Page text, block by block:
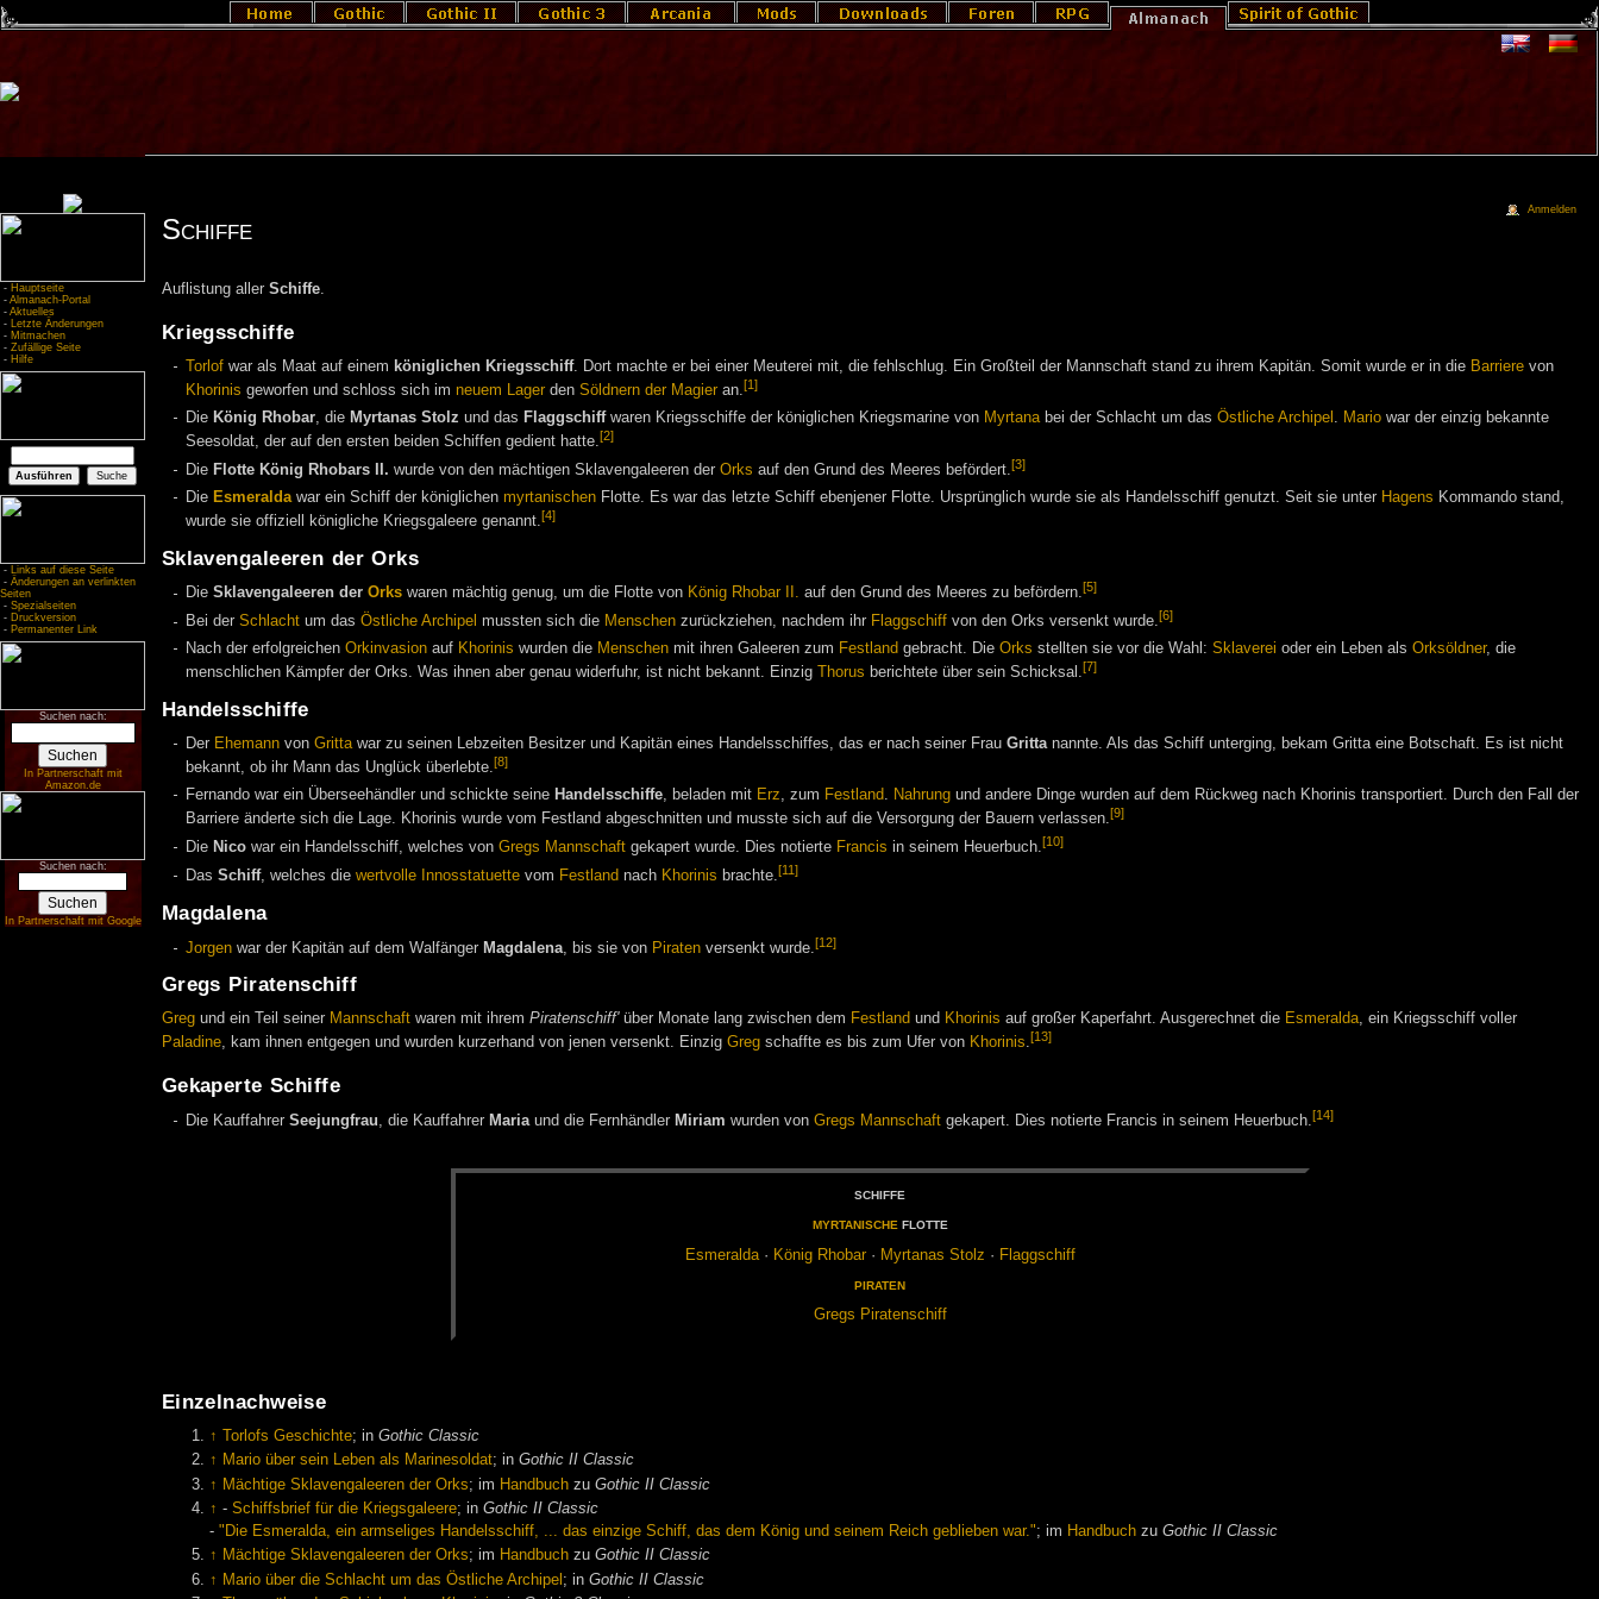
- Hauptseite
- Almanach-Portal
- Aktuelles
- Letzte Änderungen
- Mitmachen
- Zufällige Seite
- Hilfe
- Links auf diese Seite
- Änderungen an verlinkten
Seiten
- Spezialseiten
- Druckversion
- Permanenter Link
Suchen nach:
In Partnerschaft mit
Amazon.de
Suchen nach:
In Partnerschaft mit Google
Schiffe
Auflistung aller Schiffe.
Kriegsschiffe
Torlof war als Maat auf einem königlichen Kriegsschiff. Dort machte er bei einer Meuterei mit, die fehlschlug. Ein Großteil der Mannschaft stand zu ihrem Kapitän. Somit wurde er in die Barriere von
Khorinis geworfen und schloss sich im neuem Lager den Söldnern der Magier an.[1]
Die König Rhobar, die Myrtanas Stolz und das Flaggschiffwaren Kriegsschiffe der königlichen Kriegsmarine von Myrtanabei der Schlacht um das Östliche Archipel . Mario war der einzig bekannte
Seesoldat, der auf den ersten beiden Schiffen gedient hatte.[2]
Die Flotte König Rhobars II. wurde von den mächtigen Sklavengaleeren der Orks auf den Grund des Meeres befördert.[3]
Die Esmeraldawar ein Schiff der königlichen myrtanischen Flotte. Es war das letzte Schiff ebenjener Flotte. Ursprünglich wurde sie als Handelsschiff genutzt. Seit sie unter Hagens Kommando stand,
wurde sie offiziell königliche Kriegsgaleere genannt.[4]
Sklavengaleeren der Orks
Die Sklavengaleeren der Orks waren mächtig genug, um die Flotte von König Rhobar II. auf den Grund des Meeres zu befördern.[5]
Bei der Schlacht um das Östliche Archipel mussten sich die Menschen zurückziehen, nachdem ihr Flaggschiff von den Orks versenkt wurde.[6]
Nach der erfolgreichen Orkinvasion auf Khorinis wurden die Menschen mit ihren Galeeren zum Festland gebracht. Die Orks stellten sie vor die Wahl: Sklaverei oder ein Leben als Orksöldner, die
menschlichen Kämpfer der Orks. Was ihnen aber genau widerfuhr, ist nicht bekannt. Einzig
Thorus berichtete über sein Schicksal.[7]
Handelsschiffe
Der Ehemann von Grittawar zu seinen Lebzeiten Besitzer und Kapitän eines Handelsschiffes, das er nach seiner Frau Grittanannte. Als das Schiff unterging, bekam Gritta eine Botschaft. Es ist nicht
bekannt, ob ihr Mann das Unglück überlebte.[8]
Fernando war ein Überseehändler und schickte seine Handelsschiffe, beladen mit Erz, zum Festland. Nahrung und andere Dinge wurden auf dem Rückweg nach Khorinis transportiert. Durch den Fall der
Barriere änderte sich die Lage. Khorinis wurde vom Festland abgeschnitten und musste sich auf die Versorgung der Bauern verlassen.[9]
Die Nico war ein Handelsschiff, welches von Gregs Mannschaft gekapert wurde. Dies notierte Francis in seinem Heuerbuch.[10]
Das Schiff, welches die wertvolle Innosstatuette vom Festland nach Khorinis brachte.[11]
Magdalena
Jorgen war der Kapitän auf dem Walfänger Magdalena, bis sie von Piraten versenkt wurde.[12]
Gregs Piratenschiff
Gregund ein Teil seiner Mannschaftwaren mit ihrem Piratenschiff'über Monate lang zwischen dem Festland und Khorinis auf großer Kaperfahrt. Ausgerechnet die Esmeralda, ein Kriegsschiff voller
Paladine, kam ihnen entgegen und wurden kurzerhand von jenen versenkt. Einzig Gregschaffte es bis zum Ufer von Khorinis.[13]
Gekaperte Schiffe
Die Kauffahrer Seejungfrau, die Kauffahrer Mariaund die Fernhändler Miriam wurden von Gregs Mannschaft gekapert. Dies notierte Francis in seinem Heuerbuch.[14]
SCHIF­FE
MYR­TA­NI­SCHE FLOT­TE
Es­me­ral­da· Kö­nig Rho­bar· Myr­ta­nas Stolz · Flagg­schiff
PI­RA­TEN
Gregs Pi­ra­ten­schiff
Einzelnachweise
↑ Torlofs Geschichte; inGothic Classic
↑ Mario über sein Leben als Marinesoldat; inGothic II Classic
↑ Mächtige Sklavengaleeren der Orks; im Handbuch zuGothic II Classic
↑ -Schiffsbrief für die Kriegsgaleere; inGothic II Classic
-"Die Esmeralda, ein armseliges Handelsschiff, ... das einzige Schiff, das dem König und seinem Reich geblieben war."; im Handbuch zuGothic II Classic
↑ Mächtige Sklavengaleeren der Orks; im Handbuch zuGothic II Classic
↑ Mario über die Schlacht um das Östliche Archipel ; inGothic II Classic
Anmelden